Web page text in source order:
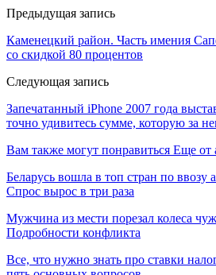
Предыдущая запись
Каменецкий район. Часть имения
со скидкой 80 процентов
Следующая запись
Запечатанный iPhone 2007 года
точно удивитесь сумме, которую за
Вам также могут понравиться Еще от
Беларусь вошла в топ стран по ввозу
Спрос вырос в три раза
Мужчина из мести порезал колеса
Подробности конфликта
Все, что нужно знать про ставки